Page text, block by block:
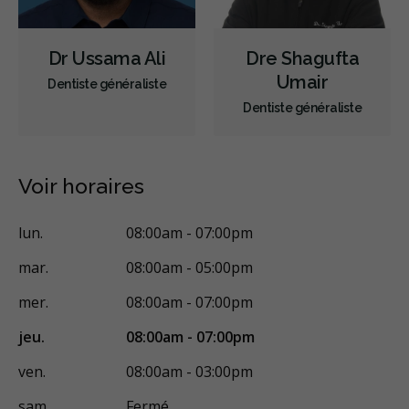
Extractions de dents et de dents de sagesse
Traitement des maladies des gencives - chirurgical
Traitement du trouble myofonctionnel orofacial
Traitement des maladies des gencives - non chirurgical
Greffe des gencives
Examens buccaux
Nettoyages dentaires
Scellants Ponts
Chirurgie endodontique
Obturations
Reconstruction complète de la bouche
Dr Ussama Ali
Dentiste généraliste
Dre Shagufta
Umair
Dentiste généraliste
Voir horaires
lun.
08:00am - 07:00pm
mar.
08:00am - 05:00pm
mer.
08:00am - 07:00pm
jeu.
08:00am - 07:00pm
ven.
08:00am - 03:00pm